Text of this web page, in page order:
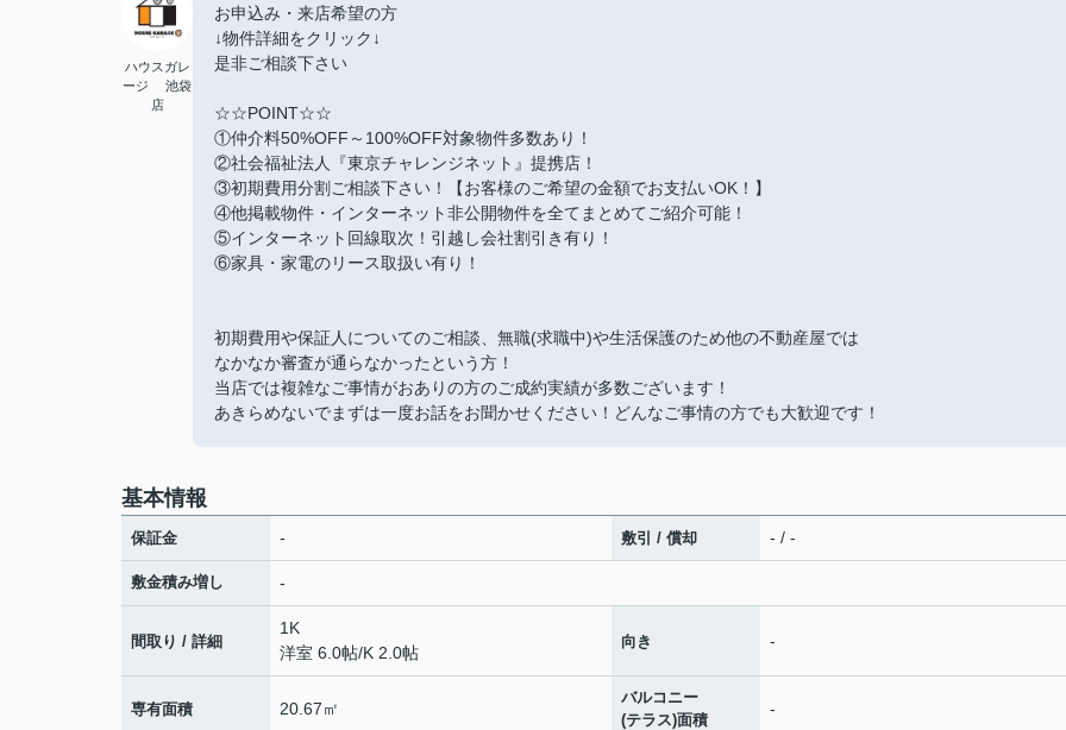
ハウスガレ
ージ 池袋
店
お申込み・来店希望の方
↓物件詳細をクリック↓
是非ご相談下さい
☆☆POINT☆☆
①仲介料50%OFF～100%OFF対象物件多数あり！
②社会福祉法人『東京チャレンジネット』提携店！
③初期費用分割ご相談下さい！【お客様のご希望の金額でお支払いOK！】
④他掲載物件・インターネット非公開物件を全てまとめてご紹介可能！
⑤インターネット回線取次！引越し会社割引き有り！
⑥家具・家電のリース取扱い有り！
初期費用や保証人についてのご相談、無職(求職中)や生活保護のため他の不動産屋では
なかなか審査が通らなかったという方！
当店では複雑なご事情がおありの方のご成約実績が多数ございます！
あきらめないでまずは一度お話をお聞かせください！どんなご事情の方でも大歓迎です！
基本情報
保証金 - 敷引 / 償却 - / -
敷金積み増し -
間取り / 詳細
1K
洋室 6.0帖/K 2.0帖
向き -
専有面積 20.67㎡
バルコニー
(テラス)面積
-